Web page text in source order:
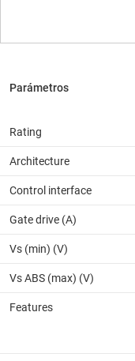
Rating
Architecture
Control interface
Gate drive (A)
Vs (min) (V)
Vs ABS (max) (V)
Features